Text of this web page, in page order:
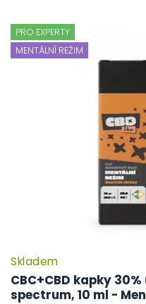
PRO EXPERTY
MENTÁLNÍ REŽIM
CBC+CBD kapky
spectrum, 10 ml -
Skladem